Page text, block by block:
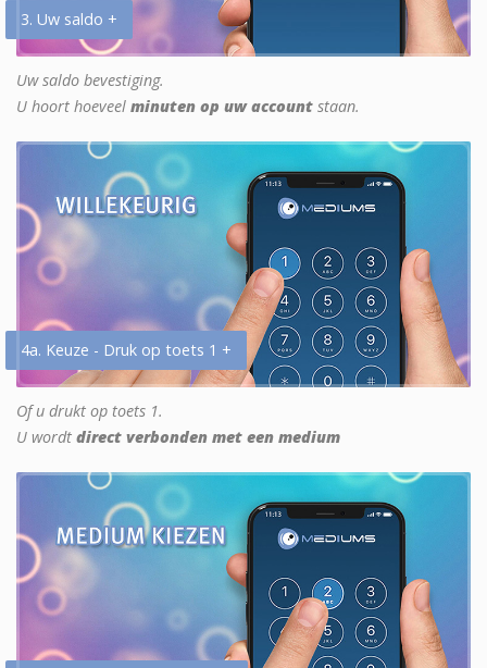
3. Uw saldo +
Uw saldo bevestiging.
U hoort hoeveel minuten op uw account staan.
4a. Keuze - Druk op toets 1 +
Of u drukt op toets 1.
U wordt direct verbonden met een medium